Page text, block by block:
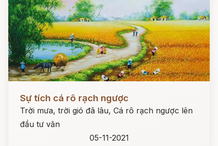
Sự tích cá rô rạch ngược
Trời mưa, trời gió đã lâu, Cá rô rạch ngược lên
đầu tư văn
05-11-2021